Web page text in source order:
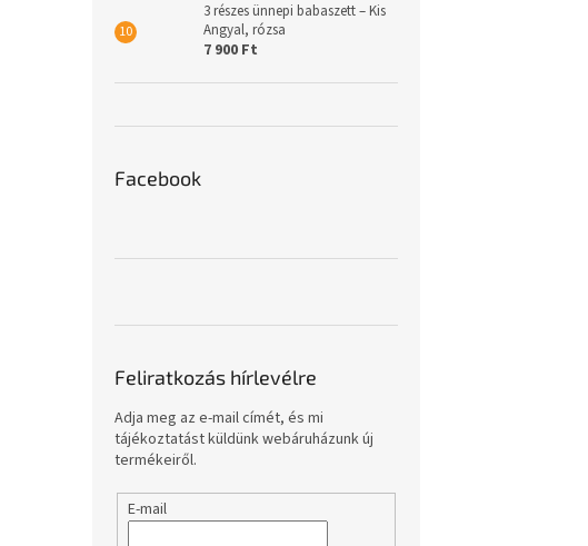
3 részes ünnepi babaszett – Kis
Angyal, rózsa
7 900 Ft
Facebook
Feliratkozás hírlevélre
Adja meg az e-mail címét, és mi
tájékoztatást küldünk webáruházunk új
termékeiről.
E-mail